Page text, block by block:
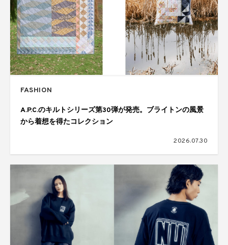
FASHION
A.P.C.のキルトシリーズ第30弾が発売。ブライトンの風景
から着想を得たコレクション
2026.07.30